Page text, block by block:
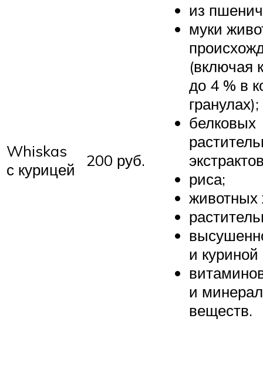
Whiskas
с курицей
200 руб.
из
муки
(включая
до 4 % в
гранулах);
белковых
риса;
животных
и
и
веществ.